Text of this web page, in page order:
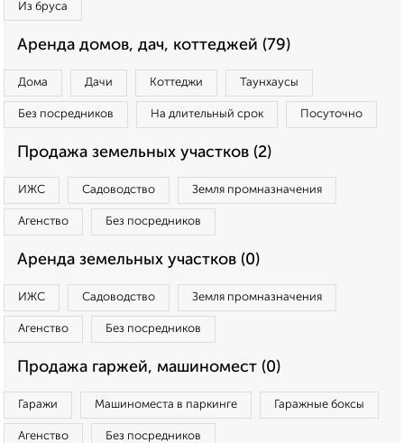
Из бруса
Аренда домов, дач, коттеджей (79)
Дома Дачи Коттеджи Таунхаусы
Без посредников На длительный срок Посуточно
Продажа земельных участков (2)
ИЖС Садоводство Земля промназначения
Агенство Без посредников
Аренда земельных участков (0)
ИЖС Садоводство Земля промназначения
Агенство Без посредников
Продажа гаржей, машиномест (0)
Гаражи Машиноместа в паркинге Гаражные боксы
Агенство Без посредников